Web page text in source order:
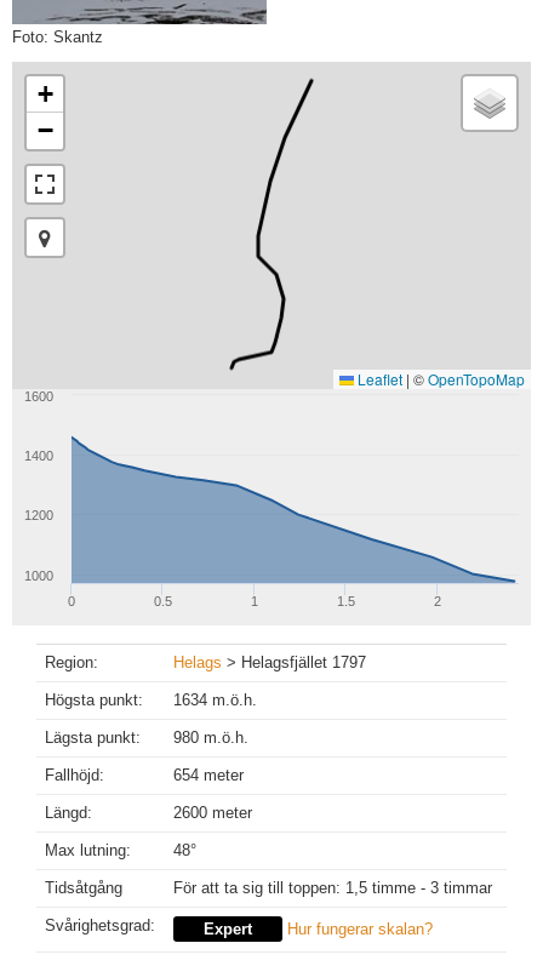
Foto: Skantz
+
−
Leaflet | ©OpenTopoMap
0 0.5 1 1.5 2
1000
1200
1400
1600
Region: Helags > Helagsfjället 1797
Högsta punkt: 1634 m.ö.h.
Lägsta punkt: 980 m.ö.h.
Fallhöjd: 654 meter
Längd: 2600 meter
Max lutning: 48°
Tidsåtgång För att ta sig till toppen: 1,5 timme - 3 timmar
Svårighetsgrad: Expert Hur fungerar skalan?